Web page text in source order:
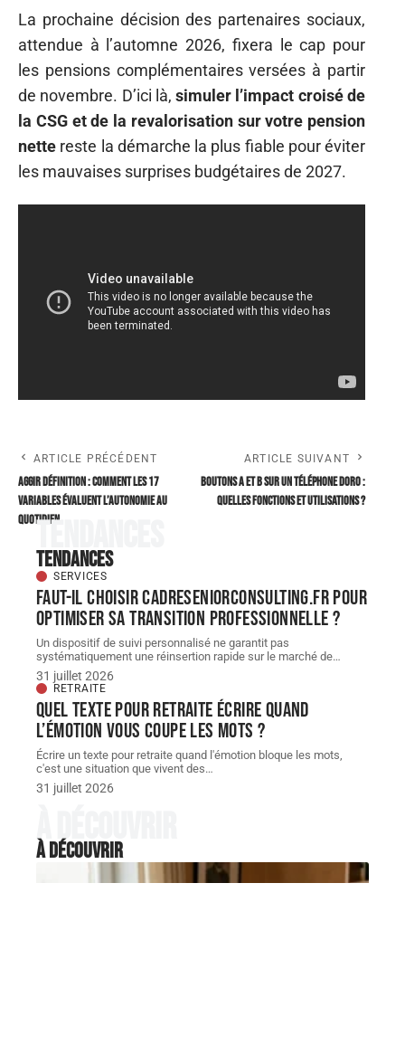
La prochaine décision des partenaires sociaux,
attendue à l’automne 2026, fixera le cap pour
les pensions complémentaires versées à partir
de novembre. D’ici là,simuler l’impact croisé de
la CSG et de la revalorisation sur votre pension
nette reste la démarche la plus fiable pour éviter
les mauvaises surprises budgétaires de 2027.
ARTICLE PRÉCÉDENT
AGGIR définition : comment les 17
variables évaluent l’autonomie au
quotidien
ARTICLE SUIVANT
Boutons A et B sur un téléphone Doro :
quelles fonctions et utilisations ?
Tendances
Tendances
SERVICES
Faut-il choisir cadreseniorconsulting.fr pour
optimiser sa transition professionnelle ?
Un dispositif de suivi personnalisé ne garantit pas
systématiquement une réinsertion rapide sur le marché de…
31 juillet 2026
RETRAITE
Quel texte pour retraite écrire quand
l’émotion vous coupe les mots ?
Écrire un texte pour retraite quand l'émotion bloque les mots,
c'est une situation que vivent des…
31 juillet 2026
À découvrir
À découvrir